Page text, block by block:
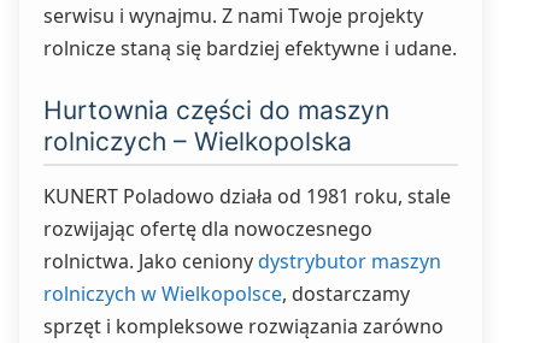
serwisu i wynajmu. Z nami Twoje projekty
rolnicze staną się bardziej efektywne i udane.
Hurtownia części do maszyn
rolniczych – Wielkopolska
KUNERT Poladowo działa od 1981 roku, stale
rozwijając ofertę dla nowoczesnego
rolnictwa. Jako cenionydystrybutor maszyn
rolniczych w Wielkopolsce, dostarczamy
sprzęt i kompleksowe rozwiązania zarówno